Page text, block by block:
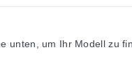
unten, um Ihr Modell zu